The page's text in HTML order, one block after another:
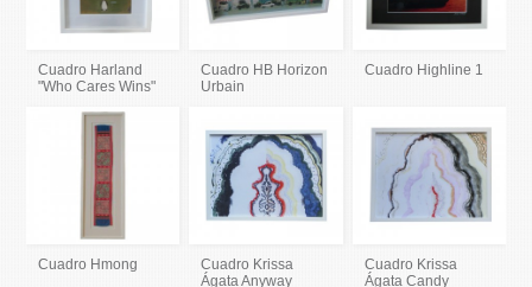
Cuadro Harland
"Who Cares Wins"
Cuadro HB Horizon
Urbain
Cuadro Highline 1
Cuadro Hmong
Cuadro Krissa
Ágata Anyway
Cuadro Krissa
Ágata Candy